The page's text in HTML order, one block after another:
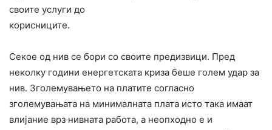
своите услуги до
корисниците.
Секое од нив се бори со своите предизвици. Пред
неколку години енергетската криза беше голем удар за
нив. Зголемувањето на платите согласно
зголемувањата на минималната плата исто така имаат
влијание врз нивната работа, а неопходно е и